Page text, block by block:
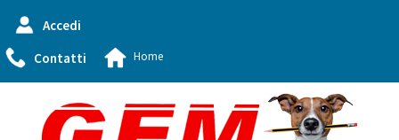
Accedi
Contatti
Home